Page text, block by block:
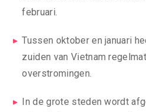
februari.
Tussen oktober en januari
zuiden van Vietnam
overstromingen.
In de grote steden wordt